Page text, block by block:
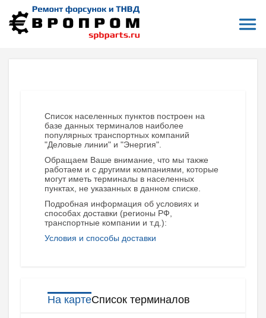
На главную Терминалы приема и отправки заказов
МЫТИЩИ (МОСКОВСКАЯ ОБЛАСТЬ)
Список населенных пунктов построен на
базе данных терминалов наиболее
популярных транспортных компаний
"Деловые линии" и "Энергия".
Обращаем Ваше внимание, что мы также
работаем и с другими компаниями, которые
могут иметь терминалы в населенных
пунктах, не указанных в данном списке.
Подробная информация об условиях и
способах доставки (регионы РФ,
транспортные компании и т.д.):
Условия и способы доставки
На картеСписок терминалов